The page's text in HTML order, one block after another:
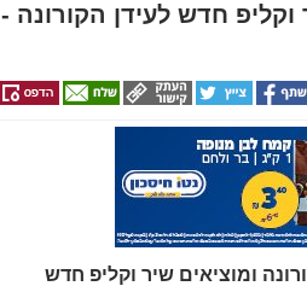
חדש לעידן הקורונה -
ומוציאים שיר וקליפ חדש